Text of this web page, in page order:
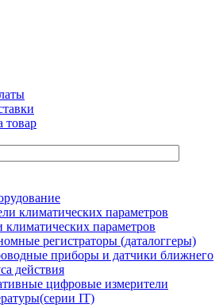
товар
климатических параметров
регистраторы (даталоггеры)
приборы и датчики ближнего
действия
цифровые измерители
IT)